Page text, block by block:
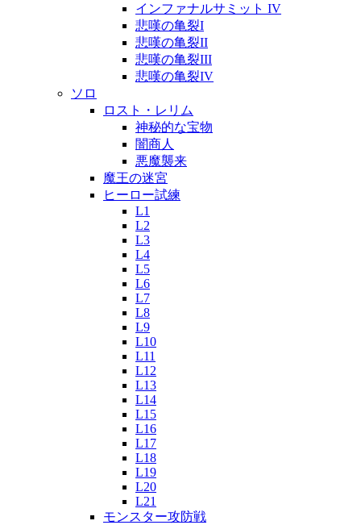
インファナルサミット IV
悲嘆の亀裂I
悲嘆の亀裂II
悲嘆の亀裂III
悲嘆の亀裂IV
ソロ
ロスト・レリム
神秘的な宝物
闇商人
悪魔襲来
魔王の迷宮
ヒーロー試練
L1
L2
L3
L4
L5
L6
L7
L8
L9
L10
L11
L12
L13
L14
L15
L16
L17
L18
L19
L20
L21
モンスター攻防戦